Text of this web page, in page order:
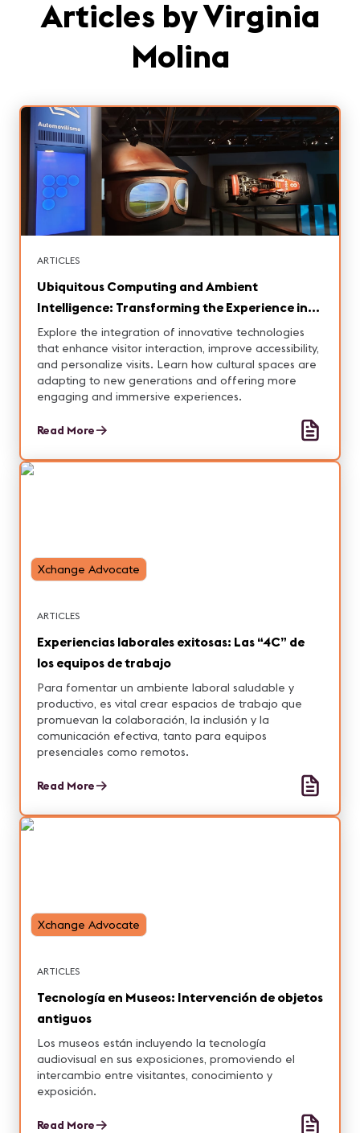
Articles by Virginia
Molina
ARTICLES
Ubiquitous Computing and Ambient
Intelligence: Transforming the Experience in
Museums
Explore the integration of innovative technologies
that enhance visitor interaction, improve accessibility,
and personalize visits. Learn how cultural spaces are
adapting to new generations and offering more
engaging and immersive experiences.
Read More
Xchange Advocate
ARTICLES
Experiencias laborales exitosas: Las “4C” de
los equipos de trabajo
Para fomentar un ambiente laboral saludable y
productivo, es vital crear espacios de trabajo que
promuevan la colaboración, la inclusión y la
comunicación efectiva, tanto para equipos
presenciales como remotos.
Read More
Xchange Advocate
ARTICLES
Tecnología en Museos: Intervención de objetos
antiguos
Los museos están incluyendo la tecnología
audiovisual en sus exposiciones, promoviendo el
intercambio entre visitantes, conocimiento y
exposición.
Read More